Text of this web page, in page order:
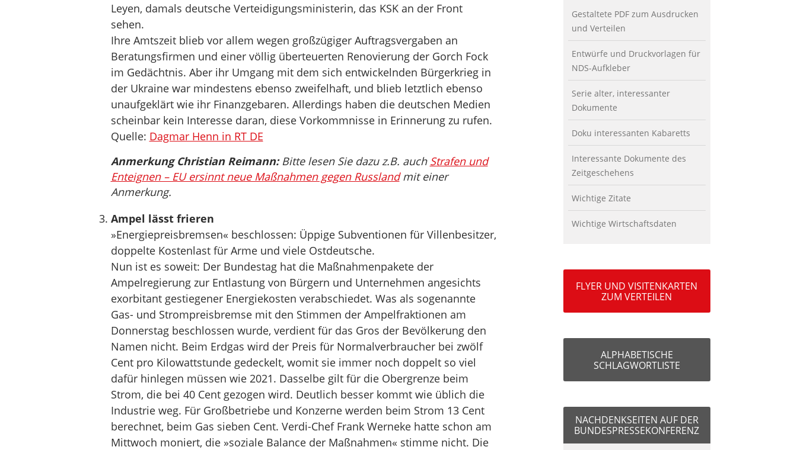
Leyen, damals deutsche Verteidigungsministerin, das KSK an der Front
sehen.
Ihre Amtszeit blieb vor allem wegen großzügiger Auftragsvergaben an
Beratungsfirmen und einer völlig überteuerten Renovierung der Gorch Fock
im Gedächtnis. Aber ihr Umgang mit dem sich entwickelnden Bürgerkrieg in
der Ukraine war mindestens ebenso zweifelhaft, und blieb letztlich ebenso
unaufgeklärt wie ihr Finanzgebaren. Allerdings haben die deutschen Medien
scheinbar kein Interesse daran, diese Vorkommnisse in Erinnerung zu rufen.
Quelle: Dagmar Henn in RT DE
Anmerkung Christian Reimann:Bitte lesen Sie dazu z.B. auch Strafen und
Enteignen – EU ersinnt neue Maßnahmen gegen Russlandmit einer
Anmerkung.
Ampel lässt frieren
»Energiepreisbremsen« beschlossen: Üppige Subventionen für Villenbesitzer,
doppelte Kostenlast für Arme und viele Ostdeutsche.
Nun ist es soweit: Der Bundestag hat die Maßnahmenpakete der
Ampelregierung zur Entlastung von Bürgern und Unternehmen angesichts
exorbitant gestiegener Energiekosten verabschiedet. Was als sogenannte
Gas- und Strompreisbremse mit den Stimmen der Ampelfraktionen am
Donnerstag beschlossen wurde, verdient für das Gros der Bevölkerung den
Namen nicht. Beim Erdgas wird der Preis für Normalverbraucher bei zwölf
Cent pro Kilowattstunde gedeckelt, womit sie immer noch doppelt so viel
dafür hinlegen müssen wie 2021. Dasselbe gilt für die Obergrenze beim
Strom, die bei 40 Cent gezogen wird. Deutlich besser kommt wie üblich die
Industrie weg. Für Großbetriebe und Konzerne werden beim Strom 13 Cent
berechnet, beim Gas sieben Cent. Verdi-Chef Frank Werneke hatte schon am
Mittwoch moniert, die »soziale Balance der Maßnahmen« stimme nicht. Die
Gestaltete PDF zum Ausdrucken
und Verteilen
Entwürfe und Druckvorlagen für
NDS-Aufkleber
Serie alter, interessanter
Dokumente
Doku interessanten Kabaretts
Interessante Dokumente des
Zeitgeschehens
Wichtige Zitate
Wichtige Wirtschaftsdaten
FLYER UND VISITENKARTEN
ZUM VERTEILEN
ALPHABETISCHE
SCHLAGWORTLISTE
NACHDENKSEITEN AUF DER
BUNDESPRESSEKONFERENZ